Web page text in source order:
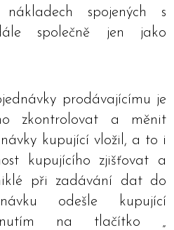
spojených s
společně jen jako
prodávajícímu je
zkontrolovat a měnit
kupující vložil, a to i
kupujícího zjišťovat a
při zadávání dat do
odešle kupující
na tlačítko „